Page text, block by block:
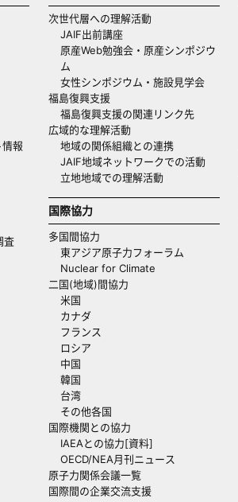
報
査
次世代層への理解活動
JAIF出前講座
原産Web勉強会・原産シンポジウ
ム
女性シンポジウム・施設見学会
福島復興支援
福島復興支援の関連リンク先
広域的な理解活動
地域の関係組織との連携
JAIF地域ネットワークでの活動
立地地域での理解活動
国際協力
多国間協力
東アジア原子力フォーラム
Nuclear for Climate
二国(地域)間協力
米国
カナダ
フランス
ロシア
中国
韓国
台湾
その他各国
国際機関との協力
IAEAとの協力[資料]
OECD/NEA月刊ニュース
原子力関係会議一覧
国際間の企業交流支援